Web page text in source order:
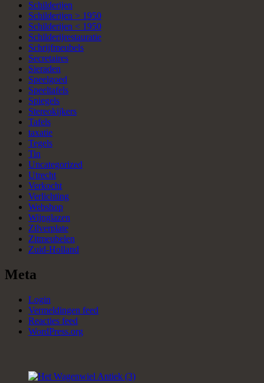
Schilderijen
Schilderijen > 1950
Schilderijen < 1950
Schilderijrestauratie
Schrijfmeubels
Secretaires
Sieraden
Speelgoed
Speeltafels
Spiegels
Stereokijkers
Tafels
taxatie
Tegels
Tin
Uncategorized
Utrecht
Verkocht
Verlichting
Webshop
Wijnglazen
Zilverplate
Zitmeubelen
Zuid-Holland
Meta
Login
Vermeldingen feed
Reacties feed
WordPress.org